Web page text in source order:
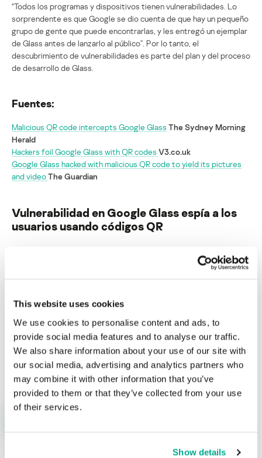
This website uses cookies
We use cookies to personalise content and ads, to
provide social media features and to analyse our traffic.
We also share information about your use of our site with
our social media, advertising and analytics partners who
may combine it with other information that you’ve
provided to them or that they’ve collected from your use
of their services.
Show details
“Todos los programas y dispositivos tienen vulnerabilidades. Lo
sorprendente es que Google se dio cuenta de que hay un pequeño
grupo de gente que puede encontrarlas, y les entregó un ejemplar
de Glass antes de lanzarlo al público”. Por lo tanto, el
descubrimiento de vulnerabilidades es parte del plan y del proceso
de desarrollo de Glass.
Fuentes:
Malicious QR code intercepts Google Glass The Sydney Morning
Herald
Hackers foil Google Glass with QR codes V3.co.uk
Google Glass hacked with malicious QR code to yield its pictures
and videoThe Guardian
Vulnerabilidad en Google Glass espía a los
usuarios usando códigos QR
Nombre* Correo electrónico *